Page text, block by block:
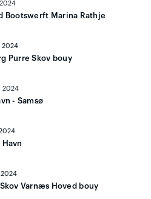
Bootswerft Marina Rathje
2024
Purre Skov bouy
2024
- Samsø
Havn
2024
Varnæs Hoved bouy